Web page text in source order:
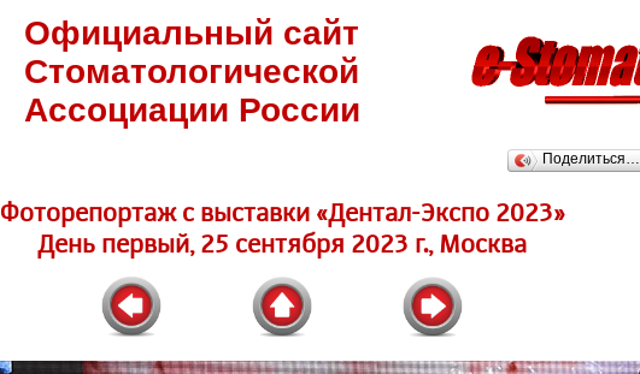
Официальный сайт
Стоматологической
Ассоциации России
Поделиться…
Фоторепортаж c выставки «Дентал-Экспо 2023»
День первый, 25 сентября 2023 г., Москва